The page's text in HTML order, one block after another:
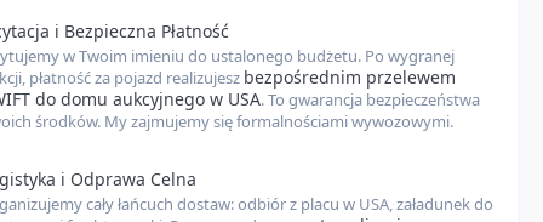
licytacji.
koszty związane z obsługą pojazdu w portach
w USA i Europie.
zarówno transport lądowy na terenie USA (z miejsca
gabaryt:w przypadku dużych pojazdów (np. Durango, XC90, Q7
transportu należy doliczyć ok. 200-500 USD.
i Bezpieczna Płatność
w Twoim imieniu do ustalonego budżetu. Po wygranej
płatność za pojazd realizujesz bezpośrednim przelewem
do domu aukcyjnego w USA. To gwarancja bezpieczeństwa
środków. My zajmujemy się formalnościami wywozowymi.
i Odprawa Celna
cały łańcuch dostaw: odbiór z placu w USA, załadunek do